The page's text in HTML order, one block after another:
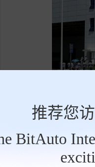
推荐您
BitAuto5%；赛力
全资子公